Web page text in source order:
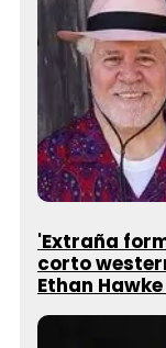
'Extraña
corto
Ethan